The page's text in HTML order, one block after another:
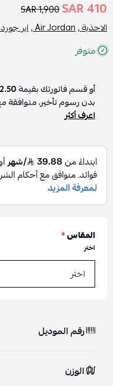
410 SAR
1,900 SAR
الاحذية ,Air Jordan , اير
متوفر
أو قسم فاتورتك بقيمة
بدون رسوم تأخير، متوافقة
اعرف أكثر
المقاس*
اختر
رقم الموديل
الوزن